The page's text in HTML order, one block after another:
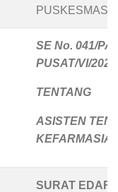
PUSKESMAS
SE No. 041/
PUSAT/VI/2020
TENTANG
ASISTEN
SURAT